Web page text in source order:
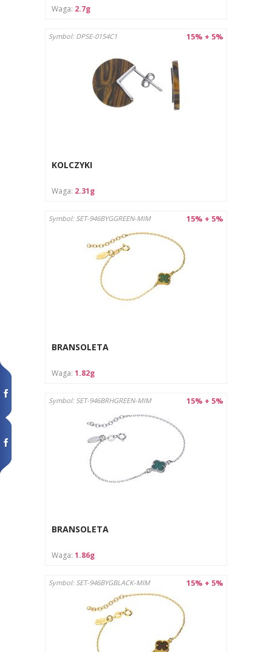
Waga: 2.7g
15% + 5%
Symbol: DPSE-0154C1
KOLCZYKI
Waga: 2.31g
15% + 5%
Symbol: SET-946BYGGREEN-MIM
BRANSOLETA
Waga: 1.82g
15% + 5%
Symbol: SET-946BRHGREEN-MIM
BRANSOLETA
Waga: 1.86g
15% + 5%
Symbol: SET-946BYGBLACK-MIM